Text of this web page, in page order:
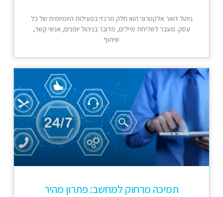
ניהול דואר אלקטרוני הוא חלק מרכזי בפעילות היומיומית של כל
עסק. מעבר לשליחת מיילים, מדובר בניהול יומנים, אנשי קשר,
שיתוף
תמיכה מרחוק למחשב: פתרון מהיר